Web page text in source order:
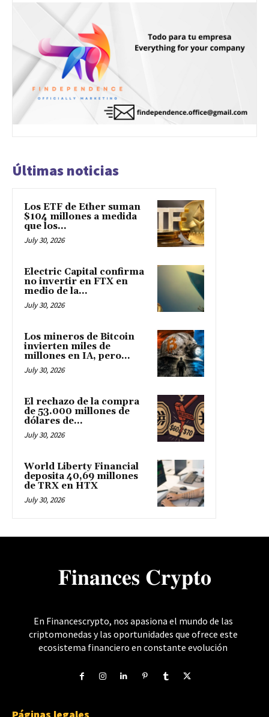
Últimas noticias
Los ETF de Ether suman
$104 millones a medida
que los...
July 30, 2026
Electric Capital confirma
no invertir en FTX en
medio de la...
July 30, 2026
Los mineros de Bitcoin
invierten miles de
millones en IA, pero...
July 30, 2026
El rechazo de la compra
de 53.000 millones de
dólares de...
July 30, 2026
World Liberty Financial
deposita 40,69 millones
de TRX en HTX
July 30, 2026
𝐅𝐢𝐧𝐚𝐧𝐜𝐞𝐬 𝐂𝐫𝐲𝐩𝐭𝐨
En Financescrypto, nos apasiona el mundo de las
criptomonedas y las oportunidades que ofrece este
ecosistema financiero en constante evolución
Páginas legales